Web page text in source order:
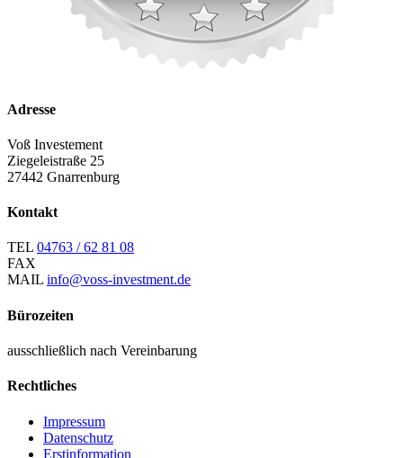
Adresse
Voß Investement
Ziegeleistraße 25
27442 Gnarrenburg
Kontakt
TEL 04763 / 62 81 08
FAX
MAIL info@voss-investment.de
Bürozeiten
ausschließlich nach Vereinbarung
Rechtliches
Impressum
Datenschutz
Erstinformation